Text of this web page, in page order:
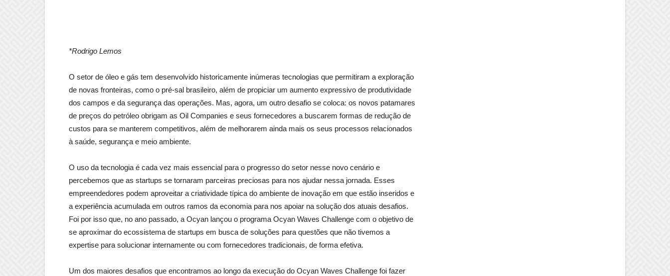
*Rodrigo Lemos
O setor de óleo e gás tem desenvolvido historicamente inúmeras tecnologias que permitiram a exploração
de novas fronteiras, como o pré-sal brasileiro, além de propiciar um aumento expressivo de produtividade
dos campos e da segurança das operações. Mas, agora, um outro desafio se coloca: os novos patamares
de preços do petróleo obrigam as Oil Companies e seus fornecedores a buscarem formas de redução de
custos para se manterem competitivos, além de melhorarem ainda mais os seus processos relacionados
à saúde, segurança e meio ambiente.
O uso da tecnologia é cada vez mais essencial para o progresso do setor nesse novo cenário e
percebemos que as startups se tornaram parceiras preciosas para nos ajudar nessa jornada. Esses
empreendedores podem aproveitar a criatividade típica do ambiente de inovação em que estão inseridos e
a experiência acumulada em outros ramos da economia para nos apoiar na solução dos atuais desafios.
Foi por isso que, no ano passado, a Ocyan lançou o programa Ocyan Waves Challenge com o objetivo de
se aproximar do ecossistema de startups em busca de soluções para questões que não tivemos a
expertise para solucionar internamente ou com fornecedores tradicionais, de forma efetiva.
Um dos maiores desafios que encontramos ao longo da execução do Ocyan Waves Challenge foi fazer